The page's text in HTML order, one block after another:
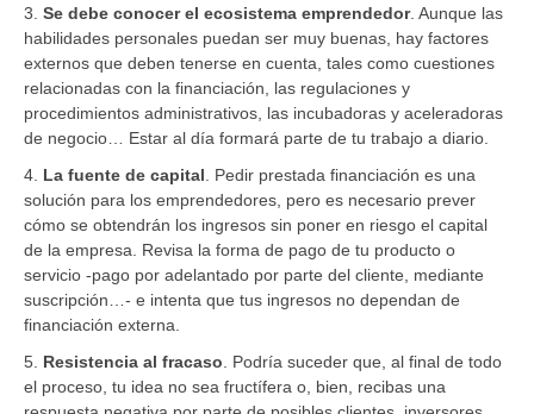
3. Se debe conocer el ecosistema emprendedor. Aunque las
habilidades personales puedan ser muy buenas, hay factores
externos que deben tenerse en cuenta, tales como cuestiones
relacionadas con la financiación, las regulaciones y
procedimientos administrativos, las incubadoras y aceleradoras
de negocio… Estar al día formará parte de tu trabajo a diario.
4. La fuente de capital . Pedir prestada financiación es una
solución para los emprendedores, pero es necesario prever
cómo se obtendrán los ingresos sin poner en riesgo el capital
de la empresa. Revisa la forma de pago de tu producto o
servicio -pago por adelantado por parte del cliente, mediante
suscripción…- e intenta que tus ingresos no dependan de
financiación externa.
5. Resistencia al fracaso . Podría suceder que, al final de todo
el proceso, tu idea no sea fructífera o, bien, recibas una